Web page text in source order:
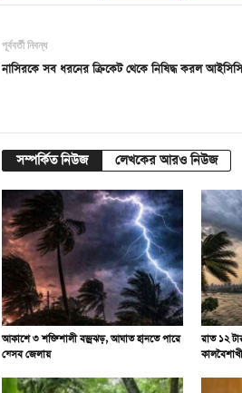
পূর্ববর্তী নিবন্ধ
নাসিরকে সব ধরনের ক্রিকেট থেকে নিষিদ্ধ করল আইসিসি
সম্পর্কিত নিউজ লেখকের আরও নিউজ
আকাশে ৩ শক্তিশালী বজ্রঝড়, আঘাত হানতে পারে
যেসব জেলায়
রাত ১২